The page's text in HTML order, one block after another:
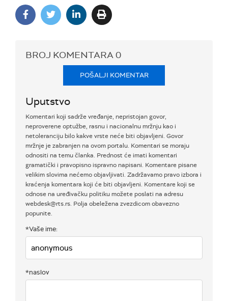
BROJ KOMENTARA0
POŠALJI KOMENTAR
Uputstvo
Komentari koji sadrže vređanje, nepristojan govor,
neproverene optužbe, rasnu i nacionalnu mržnju kao i
netoleranciju bilo kakve vrste neće biti objavljeni. Govor
mržnje je zabranjen na ovom portalu. Komentari se moraju
odnositi na temu članka. Prednost će imati komentari
gramatički i pravopisno ispravno napisani. Komentare pisane
velikim slovima nećemo objavljivati. Zadržavamo pravo izbora i
kraćenja komentara koji će biti objavljeni. Komentare koji se
odnose na uređivačku politiku možete poslati na adresu
webdesk@rts.rs. Polja obeležena zvezdicom obavezno
popunite.
*Vaše ime:
*naslov